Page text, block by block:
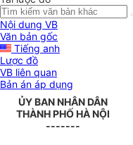
Nội dung VB
Văn bản gốc
Tiếng anh
Lược đồ
VB liên quan
Bản án áp dụng
ỦY BAN NHÂN DÂN
THÀNH PHỐ HÀ NỘI
-------